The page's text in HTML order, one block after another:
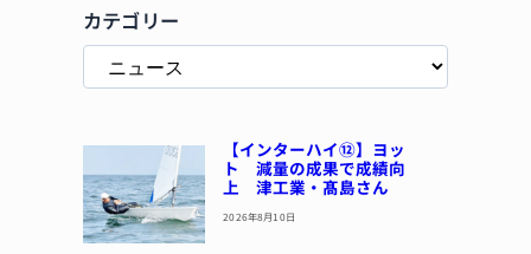
カテゴリー
【インターハイ⑫】ヨッ
ト 減量の成果で成績向
上 津工業・髙島さん
2026年8月10日